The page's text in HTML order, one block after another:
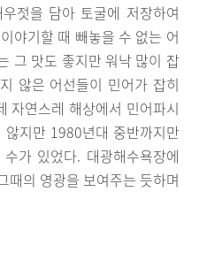
젓을 담아 토굴에 저장하여
야기할 때 빼놓을 수 없는 어
그 맛도 좋지만 워낙 많이 잡
않은 어선들이 민어가 잡히
자연스레 해상에서 민어파시
지만 1980년대 중반까지만
가 있었다. 대광해수욕장에
때의 영광을 보여주는 듯하며